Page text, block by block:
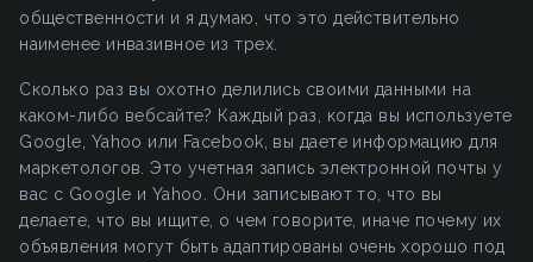
общественности и я думаю, что это действительно
наименее инвазивное из трех.
Сколько раз вы охотно делились своими данными на
каком-либо вебсайте? Каждый раз, когда вы используете
Google, Yahoo или Facebook, вы даете информацию для
маркетологов. Это учетная запись электронной почты у
вас с Google и Yahoo. Они записывают то, что вы
делаете, что вы ищите, о чем говорите, иначе почему их
объявления могут быть адаптированы очень хорошо под